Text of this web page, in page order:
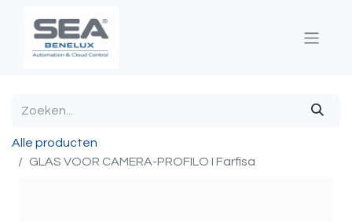
Alle producten
GLAS VOOR CAMERA-PROFILO I Farfisa